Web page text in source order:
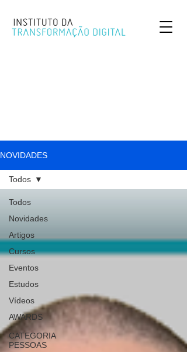
NOVIDADES
Todos
Novidades
Artigos
Cursos
Eventos
Estudos
Vídeos
AWARDS
-
CATEGORIA
PESSOAS
Todos